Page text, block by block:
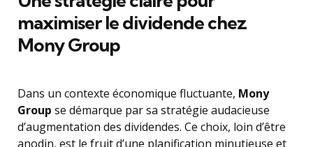
maximiser le dividende chez
Mony Group
Dans un contexte économique fluctuante, Mony
Group se démarque par sa stratégie audacieuse
d’augmentation des dividendes. Ce choix, loin d’être
anodin, est le fruit d’une planification minutieuse et